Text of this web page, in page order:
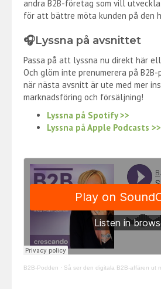
andra B2B-företag som vill
för att bättre möta kunden på den
🎧Lyssna på avsnittet
Passa på att lyssna nu direkt här
Och glöm inte prenumerera på
när nästa avsnitt är ute med mer
marknadsföring och försäljning!
Lyssna på Spotify >>
Lyssna på Apple Podcasts >>
B2B-Podden · Så ser den digitala B2B-affären ut